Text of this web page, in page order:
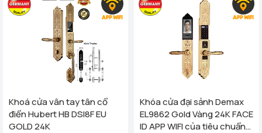
Khoá cửa vân tay tân cổ
điển Hubert HB DSI8F EU
GOLD 24K
Khóa cửa đại sảnh Demax
EL9862 Gold Vàng 24K FACE
ID APP WIFI của tiêu chuẩn